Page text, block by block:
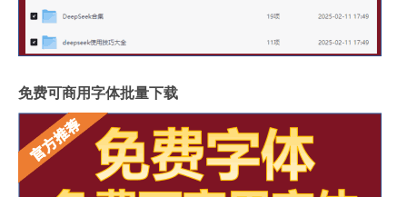
免费可商用字体批量下载